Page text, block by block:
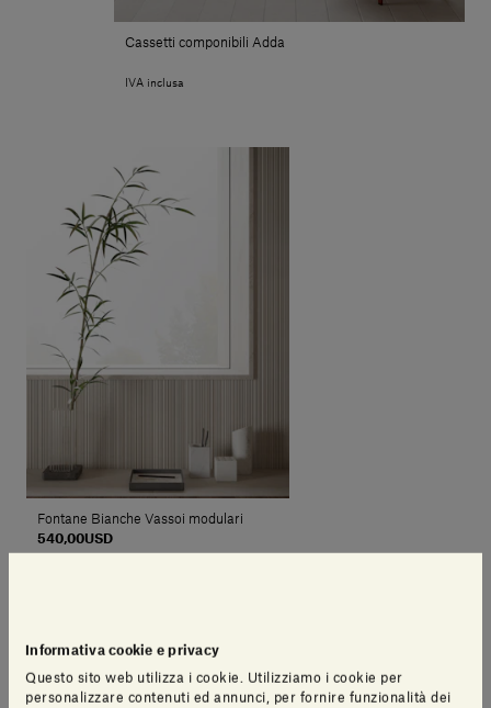
Informativa cookie e privacy
Questo sito web utilizza i cookie. Utilizziamo i cookie per
personalizzare contenuti ed annunci, per fornire funzionalità dei
Cassetti componibili Adda
IVA inclusa
Fontane Bianche Vassoi modulari
540,00USD